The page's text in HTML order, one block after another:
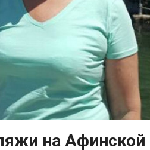
на Афинской